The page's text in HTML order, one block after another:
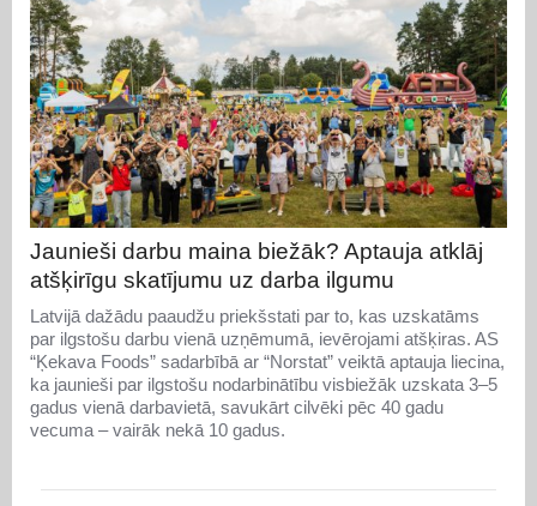
Jaunieši darbu maina biežāk? Aptauja atklāj
atšķirīgu skatījumu uz darba ilgumu
Latvijā dažādu paaudžu priekšstati par to, kas uzskatāms
par ilgstošu darbu vienā uzņēmumā, ievērojami atšķiras. AS
“Ķekava Foods” sadarbībā ar “Norstat” veiktā aptauja liecina,
ka jaunieši par ilgstošu nodarbinātību visbiežāk uzskata 3–5
gadus vienā darbavietā, savukārt cilvēki pēc 40 gadu
vecuma – vairāk nekā 10 gadus.